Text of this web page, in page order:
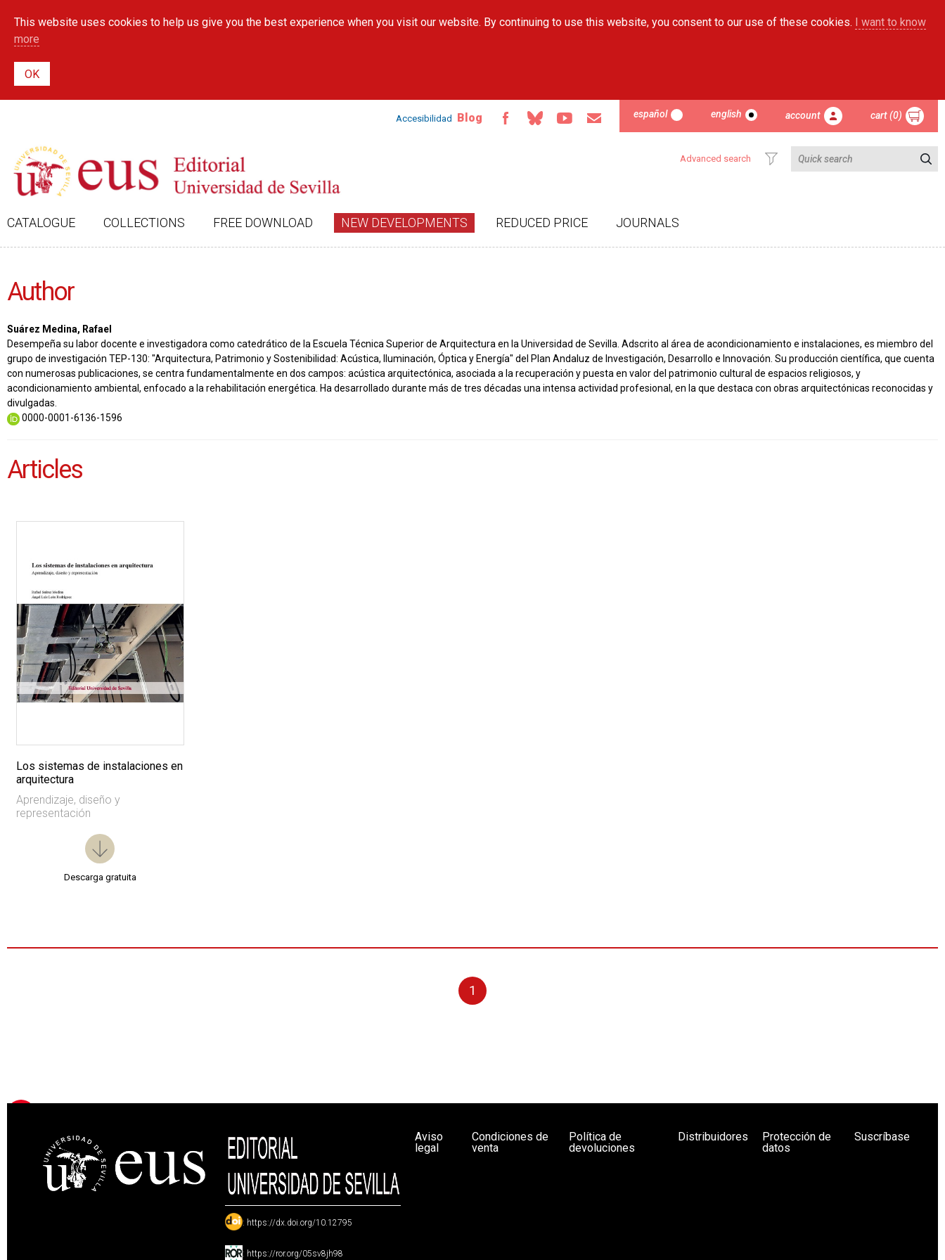
main
This website uses cookies to help us give you the best experience when you visit our website. By continuing to use this website, you consent to our use of these cookies. I want to know
more
Accesibilidad Blog español english account cart (0)
Advanced search
CATALOGUE COLLECTIONS FREE DOWNLOAD NEW DEVELOPMENTS REDUCED PRICE JOURNALS
Author
Suárez Medina, Rafael
Desempeña su labor docente e investigadora como catedrático de la Escuela Técnica Superior de Arquitectura en la Universidad de Sevilla. Adscrito al área de acondicionamiento e instalaciones, es miembro del
grupo de investigación TEP-130: "Arquitectura, Patrimonio y Sostenibilidad: Acústica, Iluminación, Óptica y Energía" del Plan Andaluz de Investigación, Desarrollo e Innovación. Su producción científica, que cuenta
con numerosas publicaciones, se centra fundamentalmente en dos campos: acústica arquitectónica, asociada a la recuperación y puesta en valor del patrimonio cultural de espacios religiosos, y
acondicionamiento ambiental, enfocado a la rehabilitación energética. Ha desarrollado durante más de tres décadas una intensa actividad profesional, en la que destaca con obras arquitectónicas reconocidas y
divulgadas.
0000-0001-6136-1596
Articles
Los sistemas de instalaciones en
arquitectura
Aprendizaje, diseño y
representación
Descarga gratuita
1
: https://dx.doi.org/10.12795
: https://ror.org/05sv8jh98
Aviso
legal
Condiciones de
venta
Política de
devoluciones
Distribuidores
Protección de
datos
Suscríbase